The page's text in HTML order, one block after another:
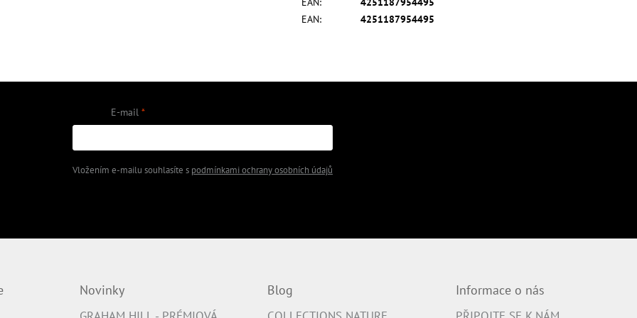
EAN: 4251187954495
E-mail
Vložením e-mailu souhlasíte s podmínkami ochrany osobních údajů
Novinky Blog Informace o nás